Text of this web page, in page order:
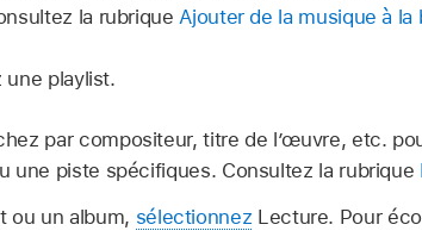
la rubriqueAjouter de la musique à la
playlist.
par compositeur, titre de l’œuvre, etc.
une piste spécifiques. Consultez la rubrique
ou un album, sélectionnez Lecture. Pour